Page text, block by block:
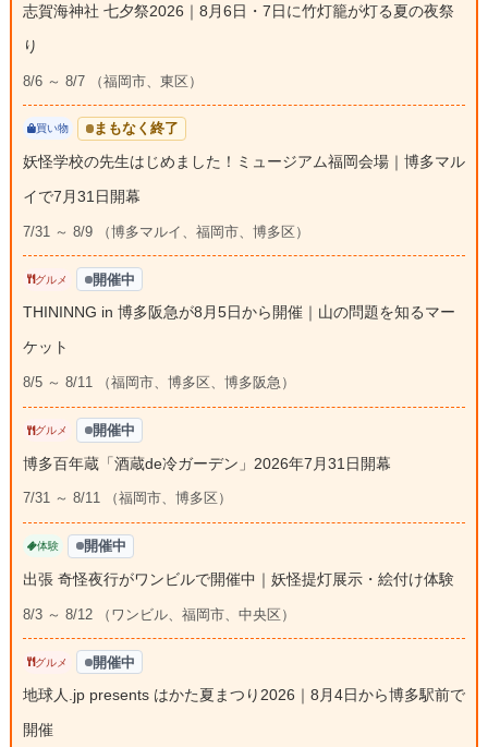
志賀海神社 七夕祭2026｜8月6日・7日に竹灯籠が灯る夏の夜祭
り
8/6 ～ 8/7 （福岡市、東区）
買い物 まもなく終了
妖怪学校の先生はじめました！ミュージアム福岡会場｜博多マル
イで7月31日開幕
7/31 ～ 8/9 （博多マルイ、福岡市、博多区）
グルメ 開催中
THININNG in 博多阪急が8月5日から開催｜山の問題を知るマー
ケット
8/5 ～ 8/11 （福岡市、博多区、博多阪急）
グルメ 開催中
博多百年蔵「酒蔵de冷ガーデン」2026年7月31日開幕
7/31 ～ 8/11 （福岡市、博多区）
体験 開催中
出張 奇怪夜行がワンビルで開催中｜妖怪提灯展示・絵付け体験
8/3 ～ 8/12 （ワンビル、福岡市、中央区）
グルメ 開催中
地球人.jp presents はかた夏まつり2026｜8月4日から博多駅前で
開催